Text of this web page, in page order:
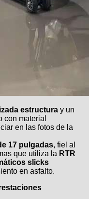
estructura y un
con material
en las fotos de la
17 pulgadas, fiel al
que utiliza la RTR
slicks
en asfalto.